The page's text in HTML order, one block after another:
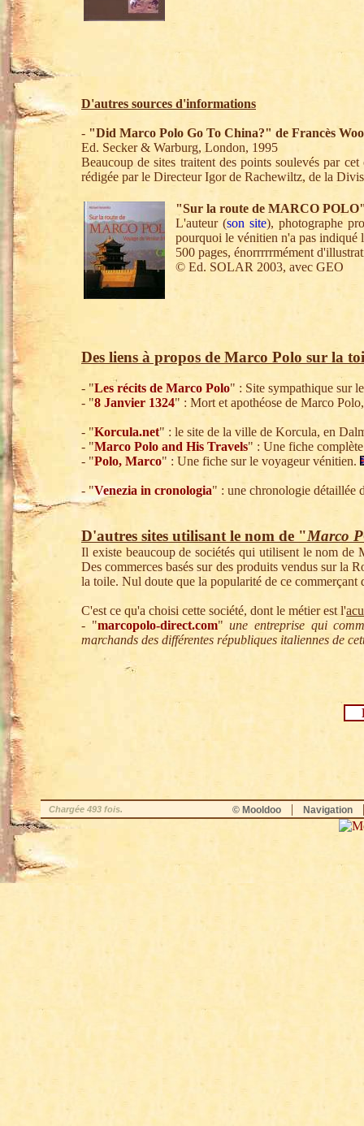
D'autres sources d'informations
- "Did Marco Polo Go To China?" de Francès
Ed. Secker & Warburg, London, 1995
Beaucoup de sites traitent des points soulevés par
rédigée par le Directeur Igor de Rachewiltz, de la
"Sur la route de MARCO
L'auteur (son site), photographe
pourquoi le vénitien n'a pas indiqué
500 pages, énorrrrrmément
© Ed. SOLAR 2003, avec GEO
Des liens à propos de Marco Polo sur la
- "Les récits de Marco Polo" : Site sympathique sur
- "8 Janvier 1324" : Mort et apothéose de Marco
- "Korcula.net" : le site de la ville de Korcula, en
- "Marco Polo and His Travels" : Une fiche
- "Polo, Marco" : Une fiche sur le voyageur vénitien.
- "Venezia in cronologia" : une chronologie détaillée
D'autres sites utilisant le nom de "Marco
Il existe beaucoup de sociétés qui utilisent le nom de
Des commerces basés sur des produits vendus sur la
la toile. Nul doute que la popularité de ce
C'est ce qu'a choisi cette société, dont le métier est l'
- "marcopolo-direct.com"une entreprise qui
marchands des différentes républiques italiennes de
Chargée 493 fois. © Mooldoo| Navigation